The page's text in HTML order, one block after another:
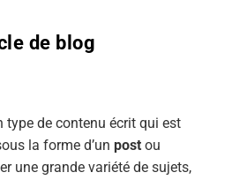
de blog
type de contenu écrit qui est
la forme d’un post ou
une grande variété de sujets,